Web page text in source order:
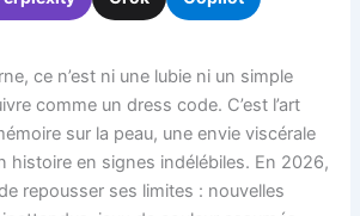
ce n’est ni une lubie ni un simple
comme un dress code. C’est l’art
sur la peau, une envie viscérale
histoire en signes indélébiles. En 2026,
repousser ses limites : nouvelles